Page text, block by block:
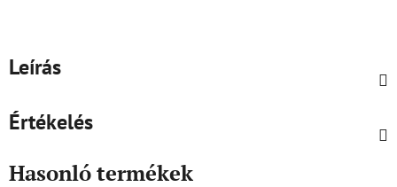
Leírás
Értékelés
Hasonló termékek